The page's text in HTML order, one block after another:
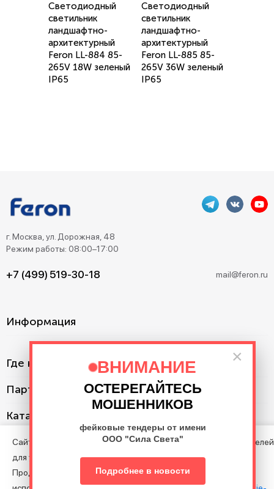
×
ВНИМАНИЕ
ОСТЕРЕГАЙТЕСЬ
МОШЕННИКОВ
фейковые тендеры от имени
ООО "Сила Света"
Подробнее в новости
Светодиодный
светильник
ландшафтно-
архитектурный
Feron LL-884 85-
265V 18W зеленый
IP65
Светодиодный
светильник
ландшафтно-
архитектурный
Feron LL-885 85-
265V 36W зеленый
IP65
г. Москва, ул. Дорожная, 48
Режим работы: 08:00–17:00
+7 (499) 519-30-18 mail@feron.ru
Информация
Где купить?
Партнерам
Каталог
©2013–2026. Все права защищены. Данный сайт носит
информационно-справочный характер и не является публичной
Сайт использует cookie с целью анализа поведения посетителей
для улучшения Сайта.
Продолжая пользоваться Сайтом, вы соглашаетесь на